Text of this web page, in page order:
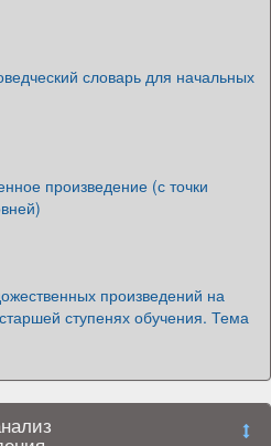
словарь для начальных
произведение (с точки
произведений на
ступенях обучения. Тема